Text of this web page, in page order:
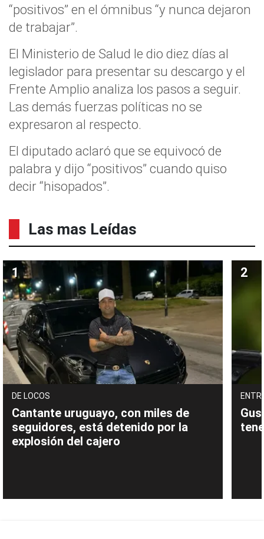
“positivos” en el ómnibus “y nunca dejaron
de trabajar”.
El Ministerio de Salud le dio diez días al
legislador para presentar su descargo y el
Frente Amplio analiza los pasos a seguir.
Las demás fuerzas políticas no se
expresaron al respecto.
El diputado aclaró que se equivocó de
palabra y dijo “positivos” cuando quiso
decir “hisopados”.
Las mas Leídas
DE LOCOS
Cantante uruguayo, con miles de
seguidores, está detenido por la
explosión del cajero